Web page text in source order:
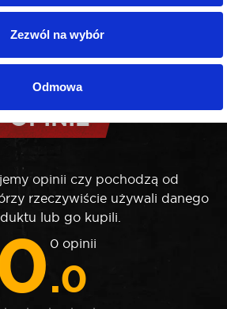
Zezwól na wybór
Odmowa
OPINIE
opinii czy pochodzą od
rzeczywiście używali danego
lub go kupili.
.0
0 opinii